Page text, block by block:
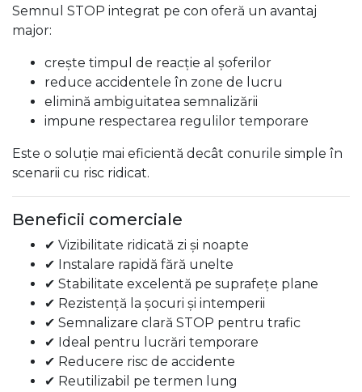
Semnul STOP integrat pe con oferă un avantaj
major:
crește timpul de reacție al șoferilor
reduce accidentele în zone de lucru
elimină ambiguitatea semnalizării
impune respectarea regulilor temporare
Este o soluție mai eficientă decât conurile simple în
scenarii cu risc ridicat.
Beneficii comerciale
✔ Vizibilitate ridicată zi și noapte
✔ Instalare rapidă fără unelte
✔ Stabilitate excelentă pe suprafețe plane
✔ Rezistență la șocuri și intemperii
✔ Semnalizare clară STOP pentru trafic
✔ Ideal pentru lucrări temporare
✔ Reducere risc de accidente
✔ Reutilizabil pe termen lung